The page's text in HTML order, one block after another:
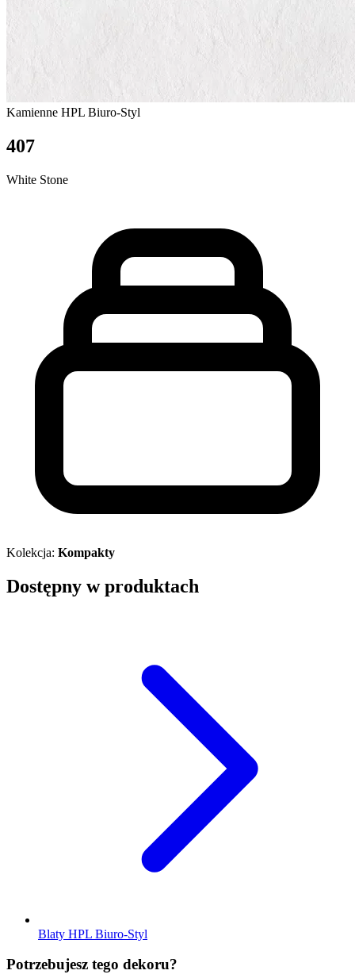
Kamienne HPL Biuro-Styl
407
White Stone
Kolekcja: Kompakty
Dostępny w produktach
Blaty HPL Biuro-Styl
Potrzebujesz tego dekoru?